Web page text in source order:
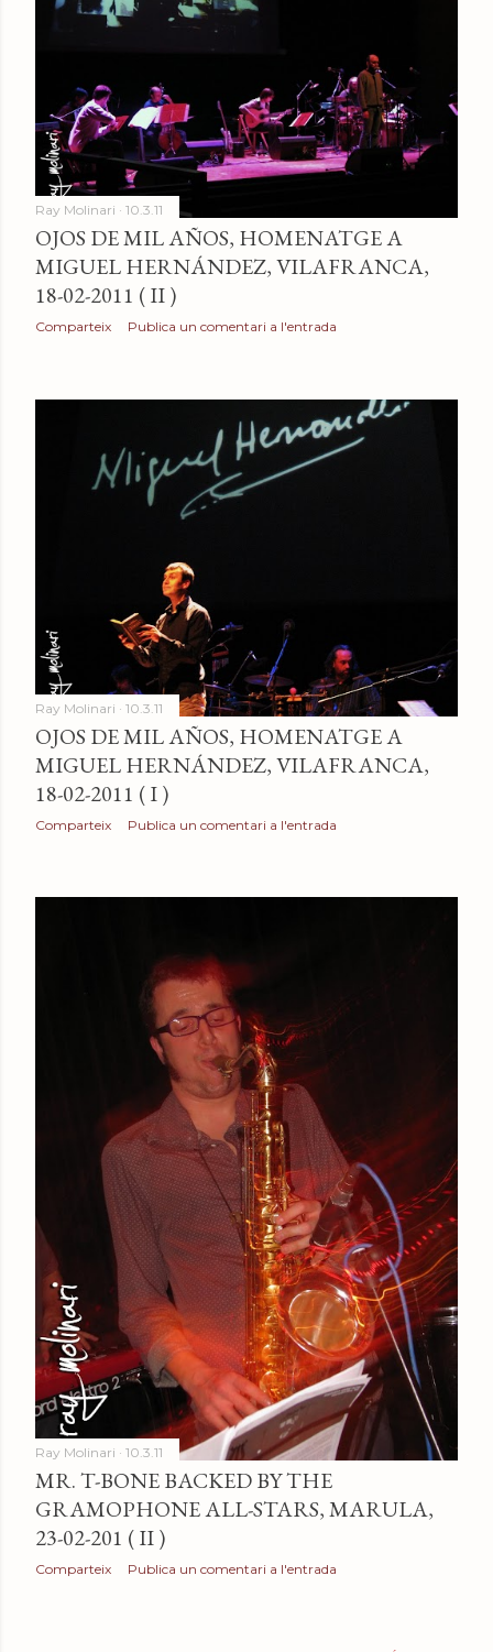
Ray Molinari 10.3.11
OJOS DE MIL AÑOS, HOMENATGE A
MIGUEL HERNÁNDEZ, VILAFRANCA,
18-02-2011 ( II )
Comparteix Publica un comentari a l'entrada
Ray Molinari 10.3.11
OJOS DE MIL AÑOS, HOMENATGE A
MIGUEL HERNÁNDEZ, VILAFRANCA,
18-02-2011 ( I )
Comparteix Publica un comentari a l'entrada
Ray Molinari 10.3.11
MR. T-BONE BACKED BY THE
GRAMOPHONE ALL-STARS, MARULA,
23-02-201 ( II )
Comparteix Publica un comentari a l'entrada